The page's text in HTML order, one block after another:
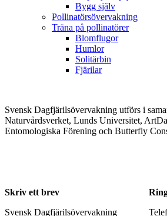
Bygg själv
Pollinatörsövervakning
Träna på pollinatörer
Blomflugor
Humlor
Solitärbin
Fjärilar
Svensk Dagfjärilsövervakning utförs i
Naturvårdsverket, Lunds Universitet,
Entomologiska Förening och Butterfly
Skriv ett brev
Svensk Dagfjärilsövervakning